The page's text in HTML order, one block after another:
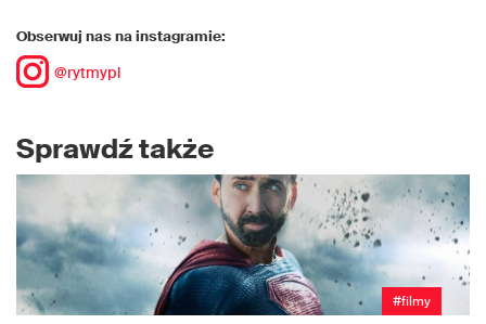
Obserwuj nas na instagramie:
@rytmypl
Sprawdź także
#filmy